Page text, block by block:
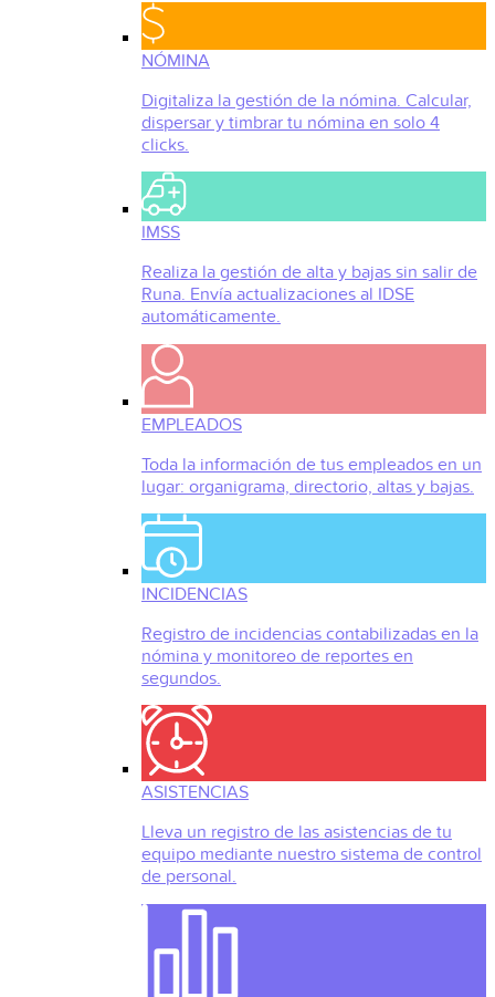
NÓMINA
Digitaliza la gestión de la nómina. Calcular,
dispersar y timbrar tu nómina en solo 4
clicks.
IMSS
Realiza la gestión de alta y bajas sin salir de
Runa. Envía actualizaciones al IDSE
automáticamente.
EMPLEADOS
Toda la información de tus empleados en un
lugar: organigrama, directorio, altas y bajas.
INCIDENCIAS
Registro de incidencias contabilizadas en la
nómina y monitoreo de reportes en
segundos.
ASISTENCIAS
Lleva un registro de las asistencias de tu
equipo mediante nuestro sistema de control
de personal.